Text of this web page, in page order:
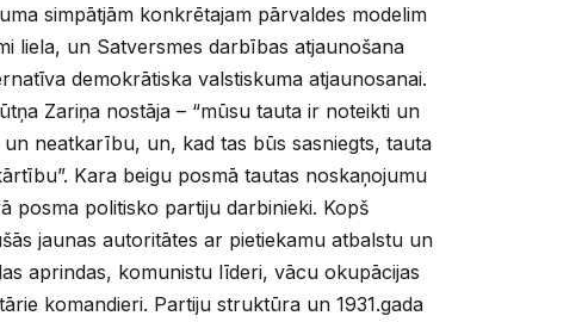
simpātjām konkrētajam pārvaldes modelim
liela, un Satversmes darbības atjaunošana
demokrātiska valstiskuma atjaunosanai.
Zariņa nostāja – “mūsu tauta ir noteikti un
neatkarību, un, kad tas būs sasniegts, tauta
Kara beigu posmā tautas noskaņojumu
posma politisko partiju darbinieki. Kopš
jaunas autoritātes ar pietiekamu atbalstu un
aprindas, komunistu līderi, vācu okupācijas
komandieri. Partiju struktūra un 1931.gada